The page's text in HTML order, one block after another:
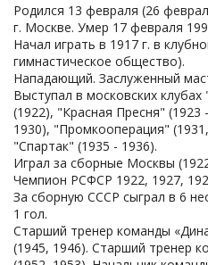
Родился 13 февраля (26
г. Москве. Умер 17 февраля
Начал играть в 1917 г. в
гимнастическое общество).
Нападающий. Заслуженный
Выступал в московских
(1922), "Красная Пресня"
1930), "Промкооперация"
"Спартак" (1935 - 1936).
Играл за сборные Москвы
Чемпион РСФСР 1922, 1927,
За сборную СССР сыграл в 6
1 гол.
Старший тренер команды
(1945, 1946). Старший тренер